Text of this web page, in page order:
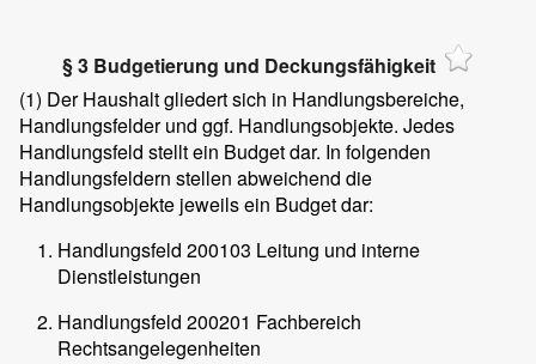
§ 3 Budgetierung und Deckungsfähigkeit
(1) Der Haushalt gliedert sich in Handlungsbereiche,
Handlungsfelder und ggf. Handlungsobjekte. Jedes
Handlungsfeld stellt ein Budget dar. In folgenden
Handlungsfeldern stellen abweichend die
Handlungsobjekte jeweils ein Budget dar:
Handlungsfeld 200103 Leitung und interne
Dienstleistungen
Handlungsfeld 200201 Fachbereich
Rechtsangelegenheiten